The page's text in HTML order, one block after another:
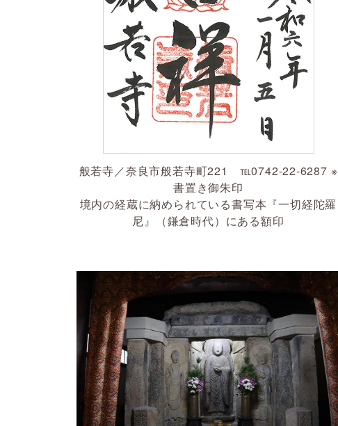
般若寺／奈良市般若寺町221 ℡0742-22-6287 ※
書置き御朱印
境内の経蔵に納められている書写本『一切経陀羅
尼』（鎌倉時代）にある額印